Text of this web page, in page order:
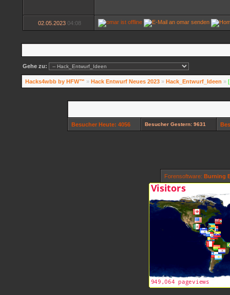
02.05.2023 04:08
Gehe zu:
Hacks4wbb by HFW™ » Hack Entwurf Neues 2023 » Hack_Entwurf_Ideen »
Besucher Heute: 4056 Besucher Gestern: 9631
Forensoftware: Burning